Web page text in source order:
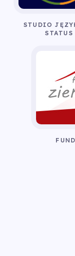
STUDIO
STATUS